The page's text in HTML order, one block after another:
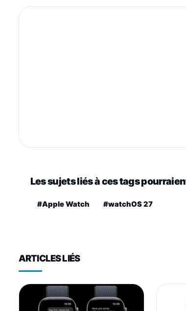
Les sujets liés à ces tags
#Apple Watch #watchOS 27
ARTICLES LIÉS